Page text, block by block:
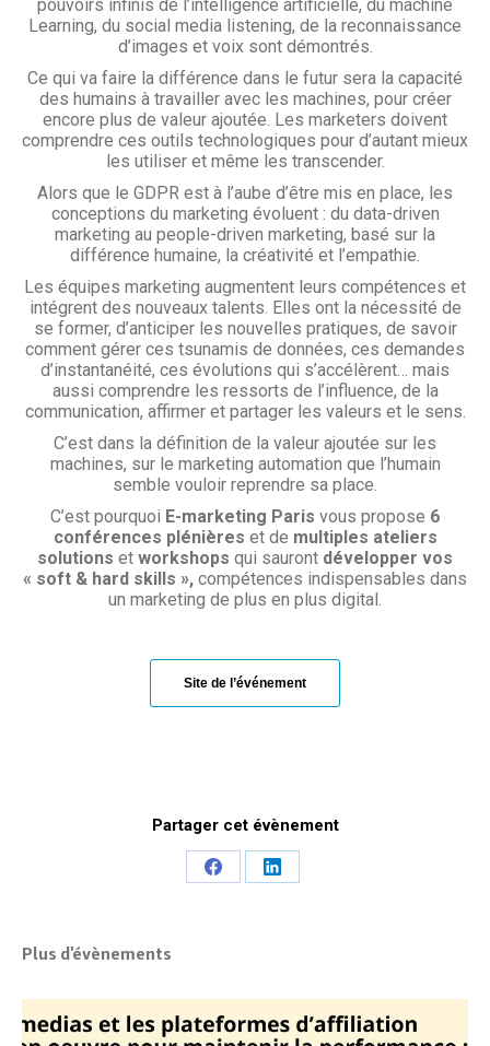
pouvoirs infinis de l’intelligence artificielle, du machine
Learning, du social media listening, de la reconnaissance
d’images et voix sont démontrés.
Ce qui va faire la différence dans le futur sera la capacité
des humains à travailler avec les machines, pour créer
encore plus de valeur ajoutée. Les marketers doivent
comprendre ces outils technologiques pour d’autant mieux
les utiliser et même les transcender.
Alors que le GDPR est à l’aube d’être mis en place, les
conceptions du marketing évoluent : du data-driven
marketing au people-driven marketing, basé sur la
différence humaine, la créativité et l’empathie.
Les équipes marketing augmentent leurs compétences et
intégrent des nouveaux talents. Elles ont la nécessité de
se former, d’anticiper les nouvelles pratiques, de savoir
comment gérer ces tsunamis de données, ces demandes
d’instantanéité, ces évolutions qui s’accélèrent… mais
aussi comprendre les ressorts de l’influence, de la
communication, affirmer et partager les valeurs et le sens.
C’est dans la définition de la valeur ajoutée sur les
machines, sur le marketing automation que l’humain
semble vouloir reprendre sa place.
C’est pourquoi E-marketing Paris vous propose 6
conférences plénières et de multiples ateliers
solutions et workshops qui sauront développer vos
« soft & hard skills », compétences indispensables dans
un marketing de plus en plus digital.
Site de l’événement
Partager cet évènement
Share
Share
Plus d'évènements